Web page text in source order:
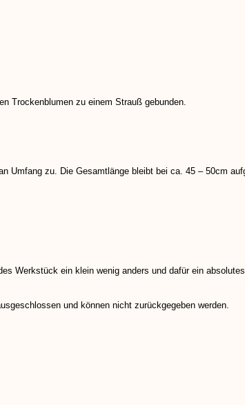
Trockenblumen zu einem Strauß gebunden.
Umfang zu. Die Gesamtlänge bleibt bei ca. 45 – 50cm
Werkstück ein klein wenig anders und dafür ein absolutes
und können nicht zurückgegeben werden.